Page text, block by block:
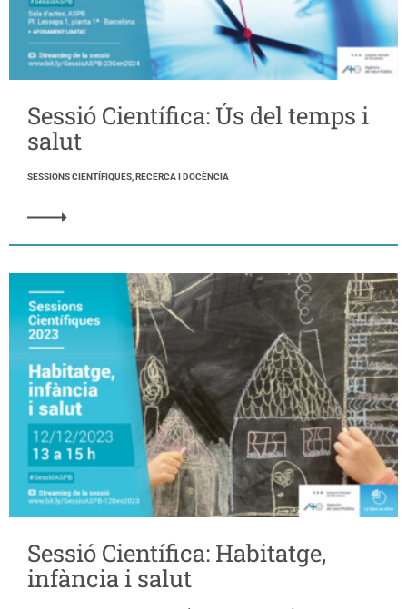
Sessió Científica: Ús del temps i
salut
SESSIONS CIENTÍFIQUES, RECERCA I DOCÈNCIA
Sessió Científica: Habitatge,
infància i salut